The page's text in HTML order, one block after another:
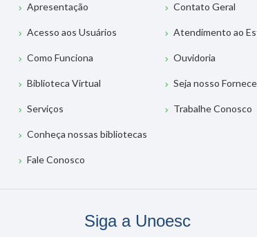
Apresentação
Acesso aos Usuários
Como Funciona
Biblioteca Virtual
Serviços
Conheça nossas bibliotecas
Fale Conosco
Contato Geral
Atendimento ao
Ouvidoria
Seja nosso
Trabalhe Conosco
Siga a Unoesc